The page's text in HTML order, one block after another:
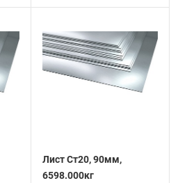
Лист Ст20, 90мм,
6598.000кг